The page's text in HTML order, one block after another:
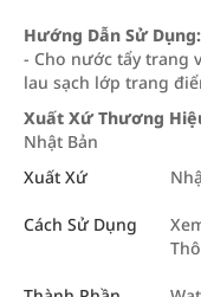
Hướng Dẫn Sử Dụng:
- Cho nước tẩy trang
lau sạch lớp trang
Xuất Xứ Thương
Nhật Bản
Xuất Xứ
Cách Sử Dụng